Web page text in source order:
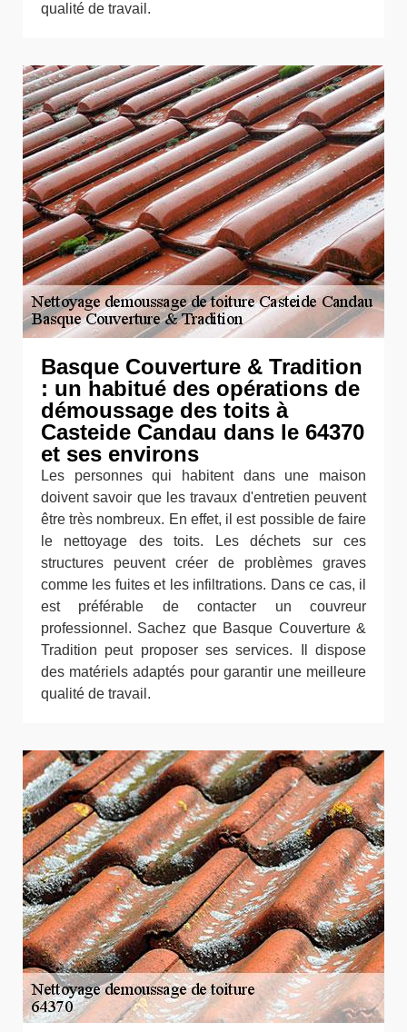
qualité de travail.
Basque Couverture & Tradition
: un habitué des opérations de
démoussage des toits à
Casteide Candau dans le 64370
et ses environs
Les personnes qui habitent dans une maison
doivent savoir que les travaux d'entretien peuvent
être très nombreux. En effet, il est possible de faire
le nettoyage des toits. Les déchets sur ces
structures peuvent créer de problèmes graves
comme les fuites et les infiltrations. Dans ce cas, il
est préférable de contacter un couvreur
professionnel. Sachez que Basque Couverture &
Tradition peut proposer ses services. Il dispose
des matériels adaptés pour garantir une meilleure
qualité de travail.